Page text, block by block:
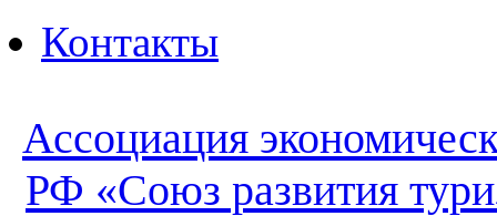
Контакты
Ассоциация
РФ «Союз развития